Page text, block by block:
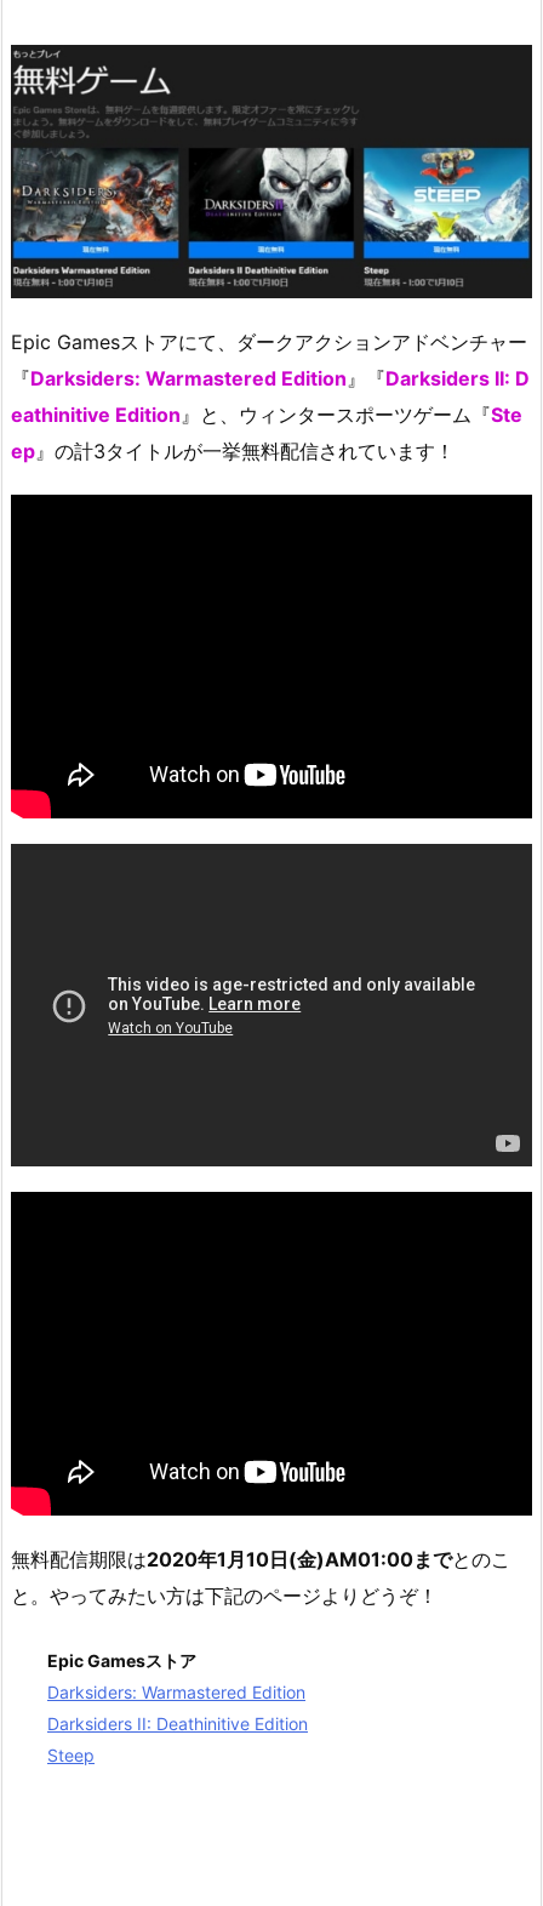
Epic Gamesストアにて、ダークアクションアドベンチャー
『Darksiders: Warmastered Edition』『Darksiders II: D
eathinitive Edition』と、ウィンタースポーツゲーム『Ste
ep』の計3タイトルが一挙無料配信されています！
無料配信期限は2020年1月10日(金)AM01:00までとのこ
と。やってみたい方は下記のページよりどうぞ！
Epic Gamesストア
Darksiders: Warmastered Edition
Darksiders II: Deathinitive Edition
Steep